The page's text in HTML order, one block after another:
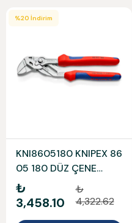
%20 İndirim
KNI8605180 KNIPEX 86
05 180 DÜZ ÇENE
AYARLI PENSE
₺
3,458.10
₺
4,322.62